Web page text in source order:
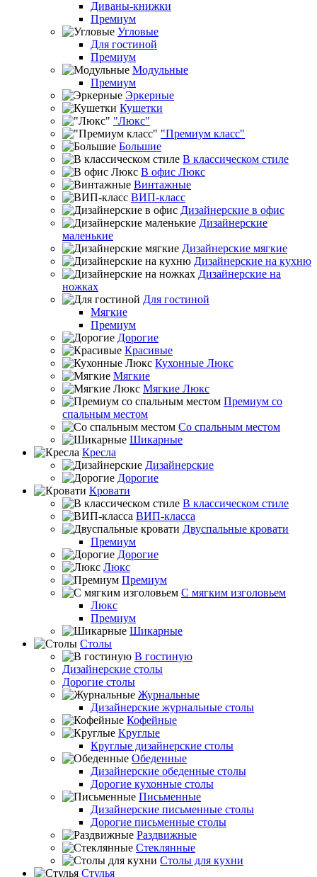
Диваны-книжки
Премиум
Угловые
Для гостиной
Премиум
Модульные
Премиум
Эркерные
Кушетки
"Люкс"
"Премиум класс"
Большие
В классическом стиле
В офис Люкс
Винтажные
ВИП-класс
Дизайнерские в офис
Дизайнерские
маленькие
Дизайнерские мягкие
Дизайнерские на кухню
Дизайнерские на
ножках
Для гостиной
Мягкие
Премиум
Дорогие
Красивые
Кухонные Люкс
Мягкие
Мягкие Люкс
Премиум со
спальным местом
Со спальным местом
Шикарные
Кресла
Дизайнерские
Дорогие
Кровати
В классическом стиле
ВИП-класса
Двуспальные кровати
Премиум
Дорогие
Люкс
Премиум
С мягким изголовьем
Люкс
Премиум
Шикарные
Столы
В гостиную
Дизайнерские столы
Дорогие столы
Журнальные
Дизайнерские журнальные столы
Кофейные
Круглые
Круглые дизайнерские столы
Обеденные
Дизайнерские обеденные столы
Дорогие кухонные столы
Письменные
Дизайнерские письменные столы
Дорогие письменные столы
Раздвижные
Стеклянные
Столы для кухни
Стулья